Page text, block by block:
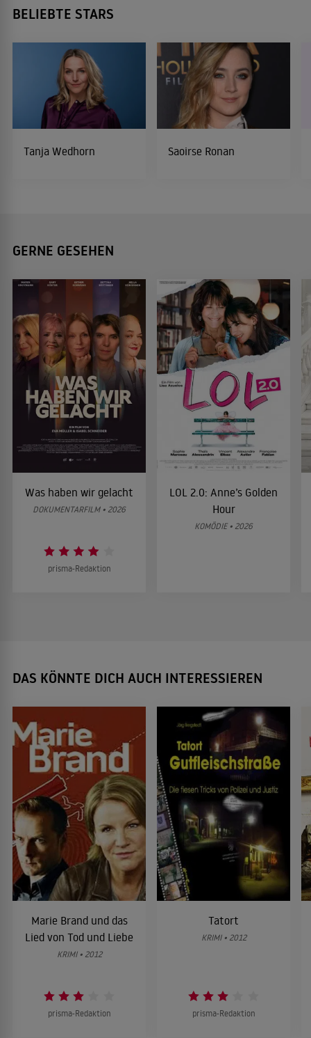
BELIEBTE STARS
Tanja Wedhorn Saoirse Ronan
GERNE GESEHEN
Was haben wir gelacht
DOKUMENTARFILM • 2026
prisma-Redaktion
LOL 2.0: Anne’s Golden
Hour
KOMÖDIE • 2026
DAS KÖNNTE DICH AUCH INTERESSIEREN
Marie Brand und das
Lied von Tod und Liebe
KRIMI • 2012
prisma-Redaktion
Tatort
KRIMI • 2012
prisma-Redaktion